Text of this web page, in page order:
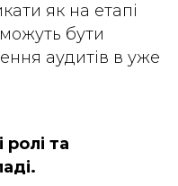
як на етапі
бути
аудитів в уже
та